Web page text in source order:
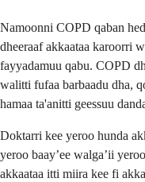
Namoonni COPD qaban
dheeraaf akkaataa karoorri
fayyadamuu qabu. COPD
walitti fufaa barbaadu dha,
hamaa ta'anitti geessuu
Doktarri kee yeroo hunda
yeroo baay’ee walga’ii
akkaataa itti miira kee fi